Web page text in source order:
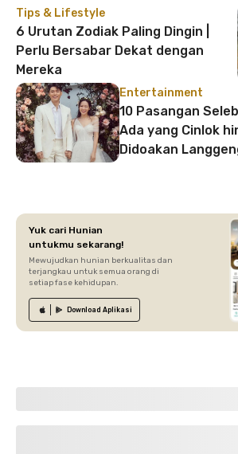
Tips & Lifestyle
6 Urutan Zodiak Paling Dingin |
Perlu Bersabar Dekat dengan
Mereka
Entertainment
10 Pasangan
Ada yang Cinlok
Didoakan
Yuk cari Hunian
untukmu sekarang!
Mewujudkan hunian berkualitas dan
terjangkau untuk semua orang di
setiap fase kehidupan.
Download Aplikasi